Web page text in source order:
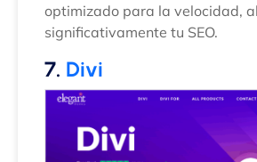
optimizado para la velocidad,
significativamente tu SEO.
7. Divi